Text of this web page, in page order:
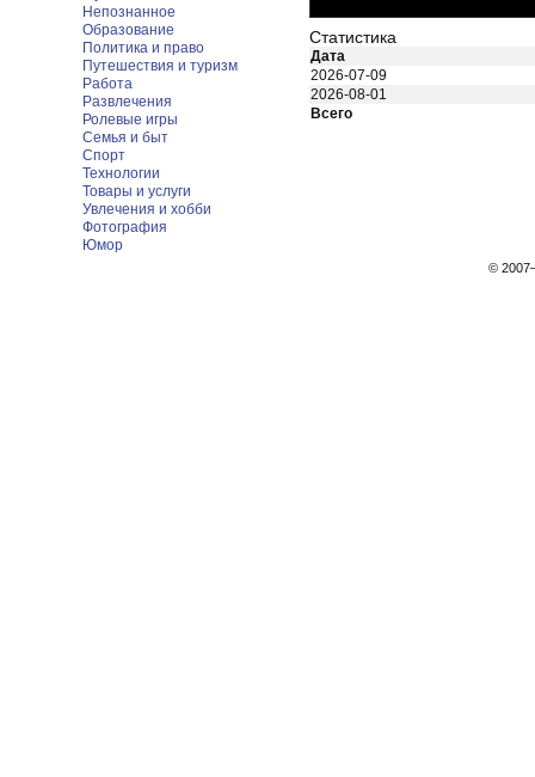
Непознанное
Образование
Политика и право
Путешествия и туризм
Работа
Развлечения
Ролевые игры
Семья и быт
Спорт
Технологии
Товары и услуги
Увлечения и хобби
Фотография
Юмор
Статистика
Дата
2026-07-09
2026-08-01
Всего
©